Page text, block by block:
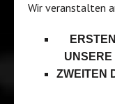
Wir veranstalten
ZWEITEN